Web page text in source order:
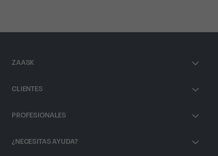
ZAASK
CLIENTES
PROFESIONALES
¿NECESITAS AYUDA?